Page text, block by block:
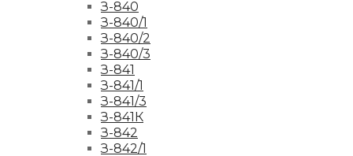
З-840
З-840/1
З-840/2
З-840/3
З-841
З-841/1
З-841/3
З-841К
З-842
З-842/1